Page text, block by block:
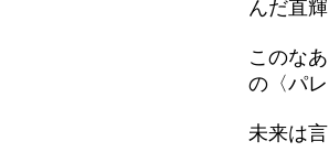
んだ直
このな
の〈パ
未来は